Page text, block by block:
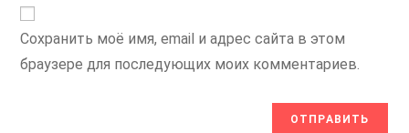
Сохранить моё имя, email и адрес сайта в этом
браузере для последующих моих комментариев.